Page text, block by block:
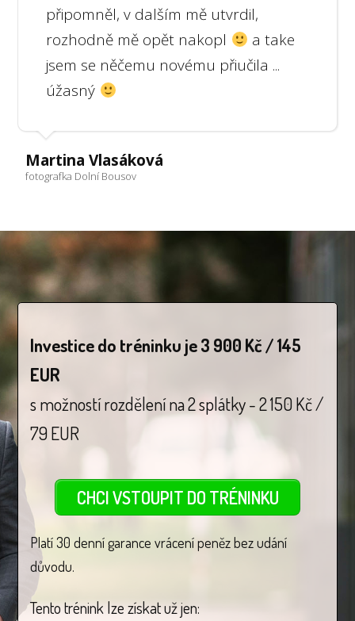
připomněl, v dalším mě utvrdil,
rozhodně mě opět nakopl
a take
jsem se něčemu novému přiučila ...
úžasný
Martina Vlasáková
fotografka Dolní Bousov
Investice do tréninku je 3 900 Kč / 145
EUR
s možností rozdělení na 2 splátky - 2 150 Kč /
79 EUR
CHCI VSTOUPIT DO TRÉNINKU
Platí 30 denní garance vrácení peněz bez udání
důvodu.
Tento trénink lze získat už jen: